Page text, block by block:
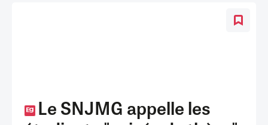
Le SNJMG appelle les